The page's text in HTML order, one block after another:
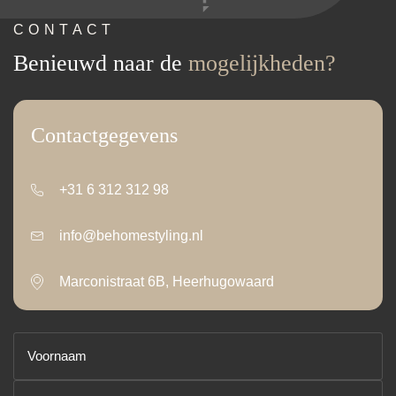
CONTACT
Benieuwd naar de mogelijkheden?
Contactgegevens
+31 6 312 312 98
info@behomestyling.nl
Marconistraat 6B, Heerhugowaard
(Vereist)